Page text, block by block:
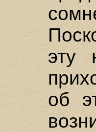
эту
об